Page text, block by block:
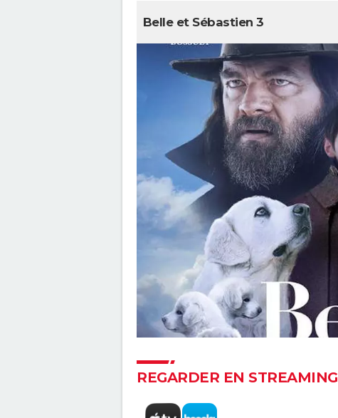
Belle et Sébastien 3
REGARDER EN STREAMING